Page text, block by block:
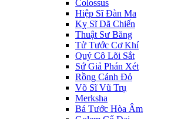
Colossus
Hiệp Sĩ Đàn Ma
Kỵ Sĩ Dã Chiến
Thuật Sư Băng
Tử Tước Cơ Khí
Quý Cô Lõi Sắt
Sứ Giả Phán Xét
Rồng Cánh Đỏ
Võ Sĩ Vũ Trụ
Merksha
Bá Tước Hòa Âm